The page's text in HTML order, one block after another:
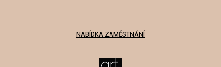
NABÍDKA ZAMĚSTNÁNÍ